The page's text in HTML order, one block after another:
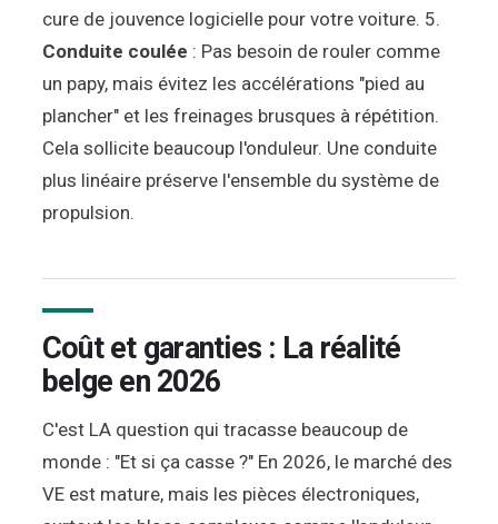
cure de jouvence logicielle pour votre voiture. 5.
Conduite coulée : Pas besoin de rouler comme
un papy, mais évitez les accélérations "pied au
plancher" et les freinages brusques à répétition.
Cela sollicite beaucoup l'onduleur. Une conduite
plus linéaire préserve l'ensemble du système de
propulsion.
Coût et garanties : La réalité
belge en 2026
C'est LA question qui tracasse beaucoup de
monde : "Et si ça casse ?" En 2026, le marché des
VE est mature, mais les pièces électroniques,